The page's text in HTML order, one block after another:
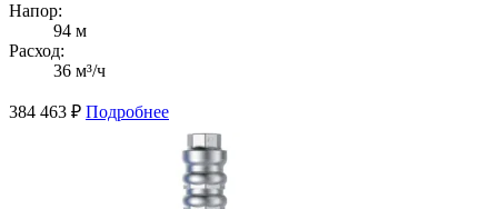
Напор:
94 м
Расход:
36 м³/ч
384 463 ₽ Подробнее